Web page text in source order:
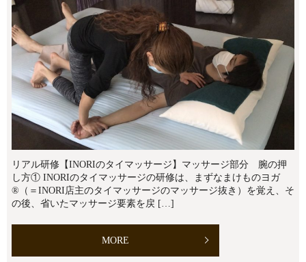
リアル研修【INORIのタイマッサージ】マッサージ部分 腕の押
し方① INORIのタイマッサージの研修は、まずなまけものヨガ
®︎（＝INORI店主のタイマッサージのマッサージ抜き）を覚え、そ
の後、省いたマッサージ要素を戻 […]
MORE